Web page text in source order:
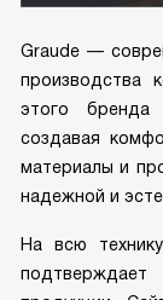
Graude —
производства
этого бренда
создавая
материалы и
надежной и
На всю